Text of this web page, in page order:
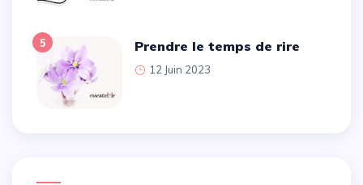
5 Prendre le temps de rire
12 Juin 2023